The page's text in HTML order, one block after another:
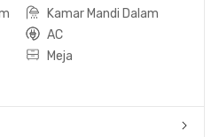
Kamar Mandi Dalam
AC
Meja